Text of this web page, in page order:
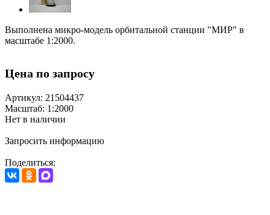
Выполнена микро-модель орбитальной станции "МИР" в
масштабе 1:2000.
Цена по запросу
Артикул: 21504437
Масштаб: 1:2000
Нет в наличии
Запросить информацию
Поделиться: